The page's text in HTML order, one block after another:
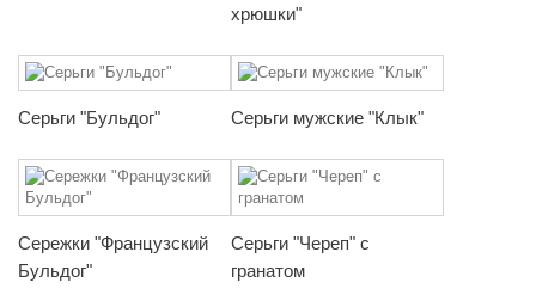
хрюшки"
Серьги "Бульдог" Серьги мужские "Клык"
Сережки "Французский
Бульдог"
Серьги "Череп" с
гранатом